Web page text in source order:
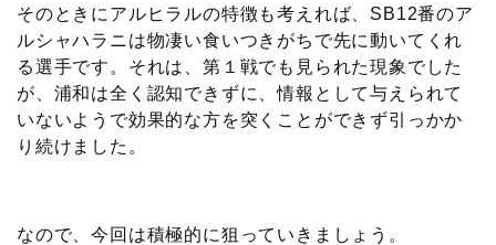
そのときにアルヒラルの特徴も考えれば、SB12番のア
ルシャハラニは物凄い食いつきがちで先に動いてくれ
る選手です。それは、第１戦でも見られた現象でした
が、浦和は全く認知できずに、情報として与えられて
いないようで効果的な方を突くことができず引っかか
り続けました。
なので、今回は積極的に狙っていきましょう。